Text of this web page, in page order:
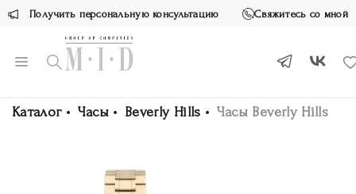
Получить персональную консультацию Свяжитесь со мной
Каталог Часы Beverly Hills Часы Beverly Hills